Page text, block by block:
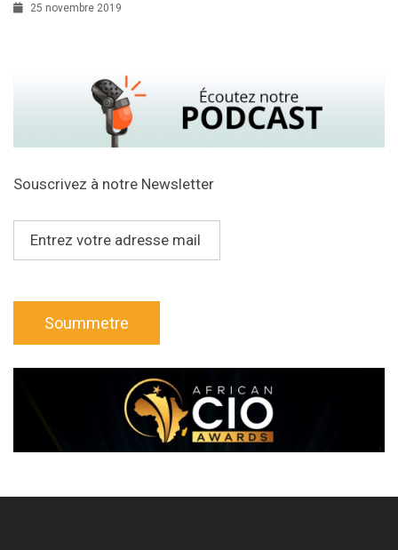
25 novembre 2019
Souscrivez à notre Newsletter